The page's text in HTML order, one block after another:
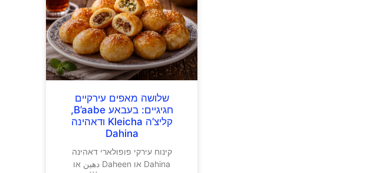
שלושה מאפים עירקיים
חגיגיים: בעבאע B’aabe,
קליצ’ה Kleicha ודאהינה
Dahina
קינוח עירקי פופולארי דאהינה
Dahina או Daheen دهين או